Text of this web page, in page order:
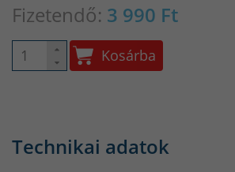
Fizetendő: 3 990 Ft
Kosárba
Technikai adatok